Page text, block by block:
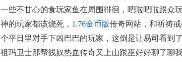
一些不甘心的食玩家鱼在周围徘徊，吧啦吧啦跟众
神的玩家都该烧死， 1.76金币版传奇网站，和祈祷
个平日里对手下凶巴巴的玩家，这倒是让易司看到
祖玛卫士那帮贱奴热血传奇又上山跟巫好好聊了聊